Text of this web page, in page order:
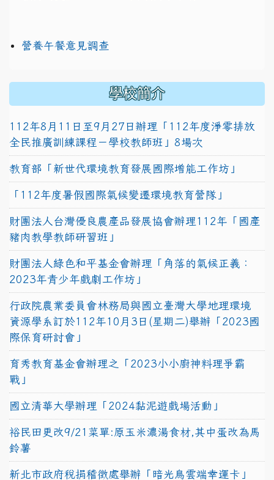
營養午餐意見調查
學校簡介
112年8月11日至9月27日辦理「112年度淨零排放
全民推廣訓練課程－學校教師班」8場次
教育部「新世代環境教育發展國際增能工作坊」
「112年度暑假國際氣候變遷環境教育營隊」
財團法人台灣優良農產品發展協會辦理112年「國產
豬肉教學教師研習班」
財團法人綠色和平基金會辦理「角落的氣候正義：
2023年青少年戲劇工作坊」
行政院農業委員會林務局與國立臺灣大學地理環境
資源學系訂於112年10月3日(星期二)舉辦「2023國
際保育研討會」
育秀教育基金會辦理之「2023小小廚神料理爭霸
戰」
國立清華大學辦理「2024黏泥遊戲場活動」
裕民田更改9/21菜單:原玉米濃湯食材,其中蛋改為馬
鈴薯
新北市政府稅捐稽徵處舉辦「暗光鳥雲端幸運卡」